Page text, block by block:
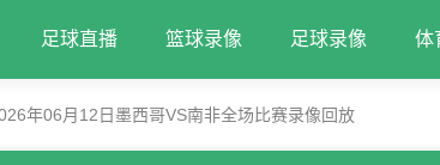
足球直播 篮球录像 足球录像 体
年06月12日墨西哥VS南非全场比赛录像回放